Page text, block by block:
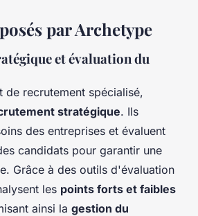
par Archetype
et évaluation du
de recrutement spécialisé,
stratégique. Ils
des entreprises et évaluent
candidats pour garantir une
Grâce à des outils d'évaluation
les points forts et faibles
ainsi la gestion du